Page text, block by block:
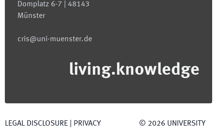
Domplatz 6-7 | 48143
Münster
cris@uni-muenster.de
living.knowledge
LEGAL DISCLOSURE PRIVACY © 2026 UNIVERSITY